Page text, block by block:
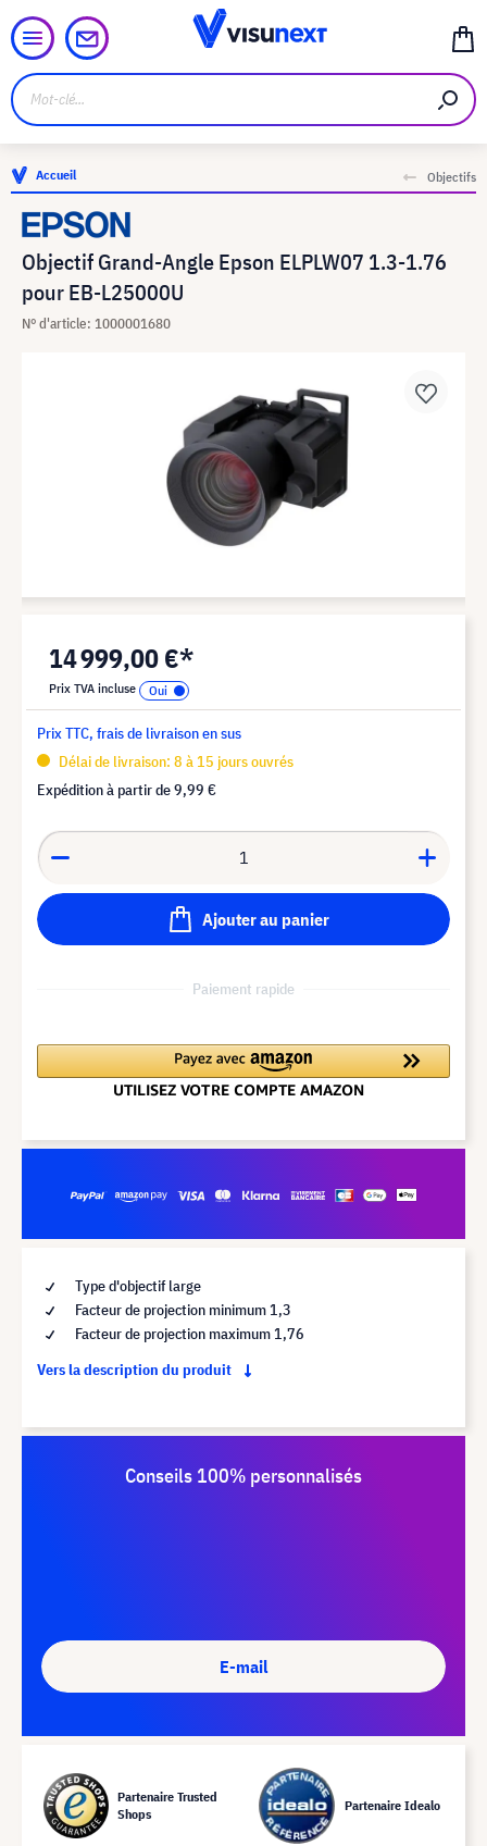
Accueil Objectifs
Objectif Grand-Angle Epson ELPLW07 1.3-1.76
pour EB-L25000U
N° d'article: 1000001680
14 999,00 €*
Prix TVA incluse
Prix TTC, frais de livraison en sus
Délai de livraison: 8 à 15 jours ouvrés
Expédition à partir de9,99 €
Ajouter au panier
Paiement rapide
Type d'objectif large
Facteur de projection minimum 1,3
Facteur de projection maximum 1,76
Vers la description du produit
Conseils 100% personnalisés
E-mail
Partenaire Trusted
Shops
Partenaire Idealo